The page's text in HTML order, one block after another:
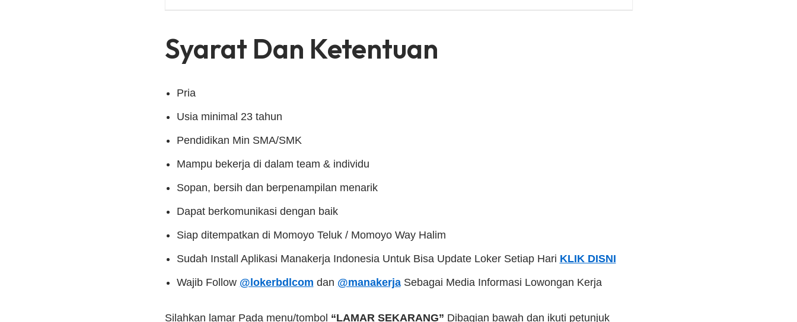
Syarat Dan Ketentuan
Pria
Usia minimal 23 tahun
Pendidikan Min SMA/SMK
Mampu bekerja di dalam team & individu
Sopan, bersih dan berpenampilan menarik
Dapat berkomunikasi dengan baik
Siap ditempatkan di Momoyo Teluk / Momoyo Way Halim
Sudah Install Aplikasi Manakerja Indonesia Untuk Bisa Update Loker Setiap Hari KLIK DISNI
Wajib Follow @lokerbdlcom dan @manakerjaSebagai Media Informasi Lowongan Kerja
Silahkan lamar Pada menu/tombol “LAMAR SEKARANG” Dibagian bawah dan ikuti petunjuk